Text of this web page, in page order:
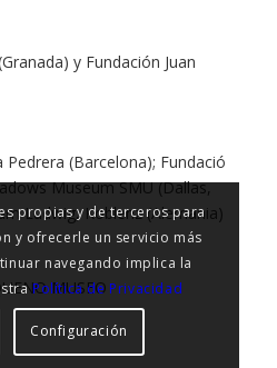
y Fundación Juan
Pedrera (Barcelona); Fundació
Museum SMU (Dallas,
Ludwig, Koblenz (Alemania)
MUSEO
propias y de terceros para
y ofrecerle un servicio más
navegando implica la
Política de Privacidad
Configuración